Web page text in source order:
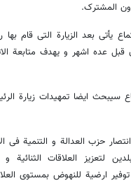
المشترک.
یأتی بعد الزیارة التی قام
قبل عده اشهر و یهدف متابعة
سیبحث ایضا تمهیدات زیارة
حزب العدالة و التنمیة فی
لتعزیز العلاقات
ارضیة للنهوض بمستوی